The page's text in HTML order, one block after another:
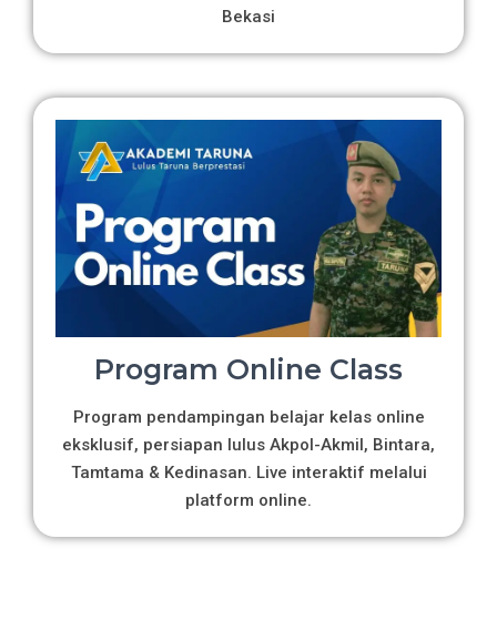
Bekasi
Program Online Class
Program pendampingan belajar kelas online
eksklusif, persiapan lulus Akpol-Akmil, Bintara,
Tamtama & Kedinasan. Live interaktif melalui
platform online.